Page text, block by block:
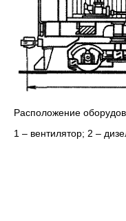
Расположение
1 – вентилятор; 2 –